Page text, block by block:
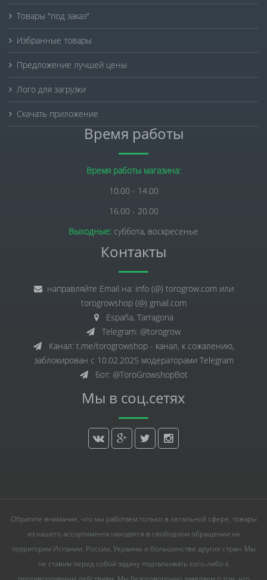
Товары "под заказ"
Избранные товары
Предложение лучшей цены
Лого для загрузки
Скачать приложение
Время работы
Время работы магазина:
10.00 - 14.00
16.00 - 20.00
Выходные: суббота, воскресенье
Контакты
направляйте Email на: info (@) torogrow.com или
torogrowshop (@) gmail.com
España, Tarragona
Telegram: @torogrow
Канал: t.me/torogrowshop - канал, к сожалению,
заблокирован с 10.02.2025 модераторами Telegram
Бот: @ToroGrowshopBot
Мы в соц.сетях
Обратите внимание, что мы работаем только в легальной сфере, товары
из нашего ассортимента находятся в свободном обращении на
территории Испании, России, Украины и большинстве других стран. Мы
не ставим перед собой задачу подталкивать кого-либо к